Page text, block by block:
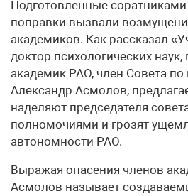
Подготовленные
поправки вызвали
академиков. Как рассказал
доктор психологических
академик РАО, член Совета
Александр Асмолов,
наделяют председателя
полномочиями и грозят
автономности РАО.
Выражая опасения членов
Асмолов называет